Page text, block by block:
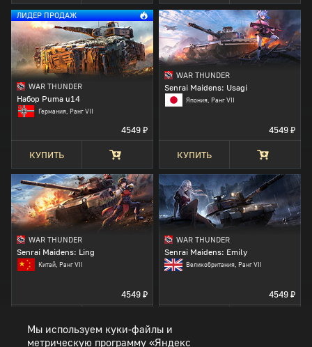
ЛИДЕР ПРОДАЖ
WAR THUNDER
Набор Puma u14
Германия, Ранг VII
4549 ₽
КУПИТЬ
WAR THUNDER
Senrai Maidens: Usagi
Япония, Ранг VII
4549 ₽
КУПИТЬ
WAR THUNDER
Senrai Maidens: Ling
Китай, Ранг VII
4549 ₽
WAR THUNDER
Senrai Maidens: Emily
Великобритания, Ранг VII
4549 ₽
1 2 3 4 5
Мы используем куки-файлы и
метрическую программу «Яндекс